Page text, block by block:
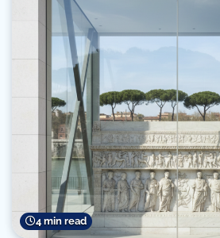
4 min read